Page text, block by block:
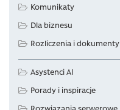
Komunikaty
Dla biznesu
Rozliczenia i dokumenty
Asystenci AI
Porady i inspiracje
Rozwiązania serwerowe